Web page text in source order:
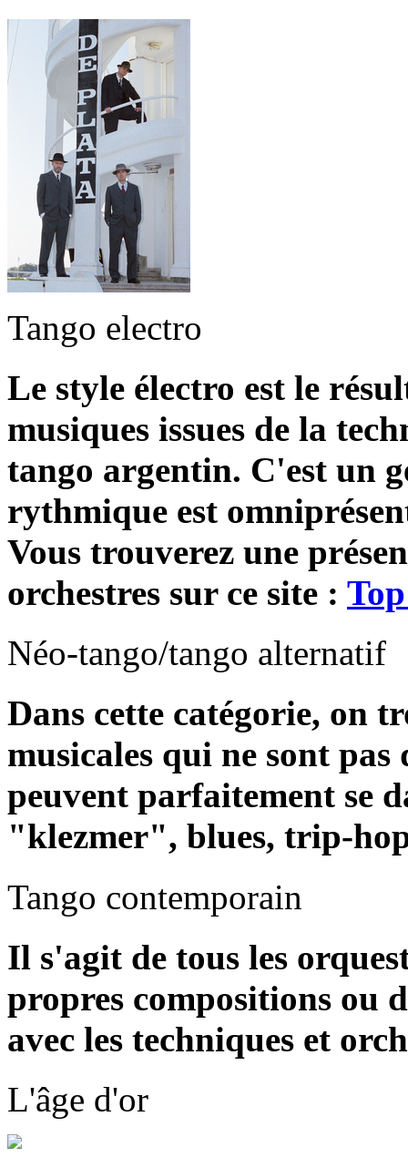
Tango electro
Le style électro est le
musiques issues de la
tango argentin. C'est un
rythmique est
Vous trouverez une
orchestres sur ce site :
Néo-tango/tango alternatif
Dans cette catégorie, on
musicales qui ne sont
peuvent parfaitement se
"klezmer", blues, trip-
Tango contemporain
Il s'agit de tous les
propres compositions ou
avec les techniques et
L'âge d'or